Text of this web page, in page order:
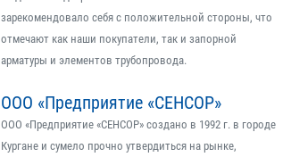
зарекомендовало себя с положительной стороны, что
отмечают как наши покупатели, так и запорной
арматуры и элементов трубопровода.
ООО «Предприятие «СЕНСОР»
ООО «Предприятие «СЕНСОР» создано в 1992 г. в городе
Кургане и сумело прочно утвердиться на рынке,